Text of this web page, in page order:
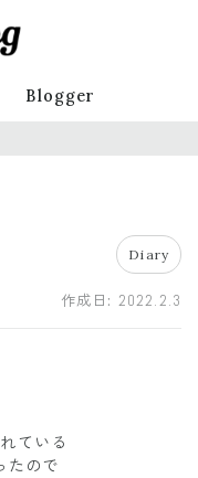
Blogger
Diary
作成日: 2022.2.3
ている
たので